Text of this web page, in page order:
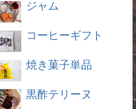
ジャム
コーヒーギフト
焼き菓子単品
黒酢テリーヌ